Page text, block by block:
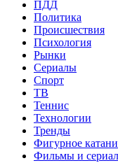
ПДД
Политика
Происшествия
Психология
Рынки
Сериалы
Спорт
ТВ
Теннис
Технологии
Тренды
Фигурное
Фильмы и